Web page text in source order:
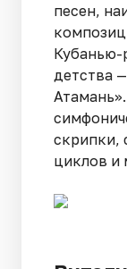
песен,
Кубанью-
детства
скрипки,
циклов и